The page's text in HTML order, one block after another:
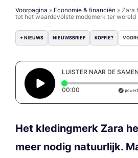
Voorpagina » Economie & financiën » Zara
tot het waardevolste modemerk ter wereld
+ NIEUWS NIEUWSBRIEF KOFFIE?
LUISTER NAAR DE
00:00 Elapsed time: 0
Het kledingmerk Zara
meer nodig natuurlijk.